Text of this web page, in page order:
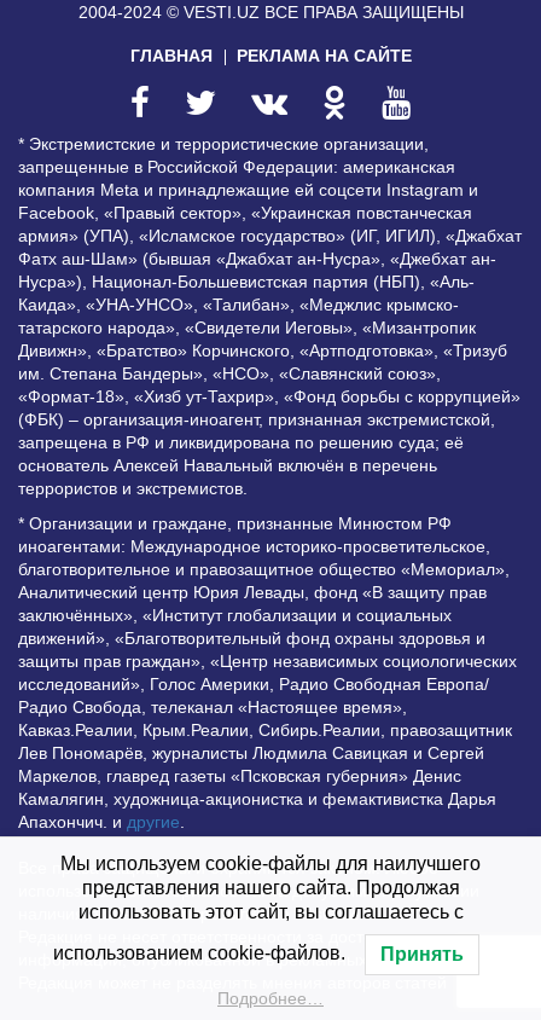
2004-2024 © VESTI.UZ ВСЕ ПРАВА ЗАЩИЩЕНЫ
ГЛАВНАЯ РЕКЛАМА НА САЙТЕ
* Экстремистские и террористические организации,
запрещенные в Российской Федерации: американская
компания Meta и принадлежащие ей соцсети Instagram и
Facebook, «Правый сектор», «Украинская повстанческая
армия» (УПА), «Исламское государство» (ИГ, ИГИЛ), «Джабхат
Фатх аш-Шам» (бывшая «Джабхат ан-Нусра», «Джебхат ан-
Нусра»), Национал-Большевистская партия (НБП), «Аль-
Каида», «УНА-УНСО», «Талибан», «Меджлис крымско-
татарского народа», «Свидетели Иеговы», «Мизантропик
Дивижн», «Братство» Корчинского, «Артподготовка», «Тризуб
им. Степана Бандеры», «НСО», «Славянский союз»,
«Формат-18», «Хизб ут-Тахрир», «Фонд борьбы с коррупцией»
(ФБК) – организация-иноагент, признанная экстремистской,
запрещена в РФ и ликвидирована по решению суда; её
основатель Алексей Навальный включён в перечень
террористов и экстремистов.
* Организации и граждане, признанные Минюстом РФ
иноагентами: Международное историко-просветительское,
благотворительное и правозащитное общество «Мемориал»,
Аналитический центр Юрия Левады, фонд «В защиту прав
заключённых», «Институт глобализации и социальных
движений», «Благотворительный фонд охраны здоровья и
защиты прав граждан», «Центр независимых социологических
исследований», Голос Америки, Радио Свободная Европа/
Радио Свобода, телеканал «Настоящее время»,
Кавказ.Реалии, Крым.Реалии, Сибирь.Реалии, правозащитник
Лев Пономарёв, журналисты Людмила Савицкая и Сергей
Маркелов, главред газеты «Псковская губерния» Денис
Камалягин, художница-акционистка и фемактивистка Дарья
Апахончич. и другие
Все права защищены и охраняются законом. Любое
использование материалов сайта допустимо при условии
наличия активной гиперссылки на Vesti.UZ.
Редакция не несет ответственности за достоверность
информации, опубликованной в рекламных объявлениях.
Мы используем cookie-файлы для наилучшего
представления нашего сайта. Продолжая
использовать этот сайт, вы соглашаетесь с
использованием cookie-файлов. Принять
Подробнее…